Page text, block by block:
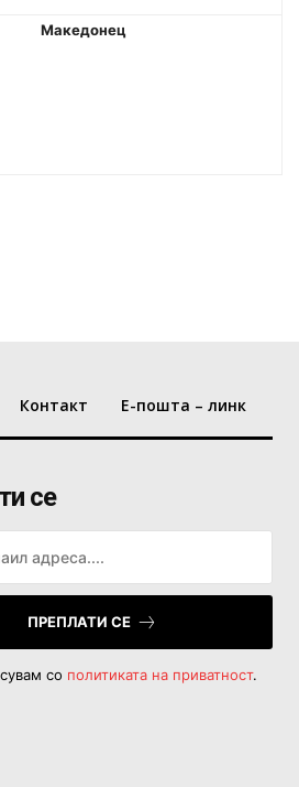
Македонец
Контакт Е-пошта – линк
се
ПРЕПЛАТИ СЕ
со политиката на приватност.